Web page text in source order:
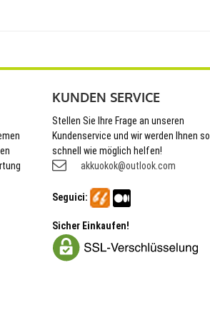
KUNDEN SERVICE
Stellen Sie Ihre Frage an unseren
Kundenservice und wir werden Ihnen so
schnell wie möglich helfen!
akkuokok@outlook.com
Seguici:
Sicher Einkaufen!